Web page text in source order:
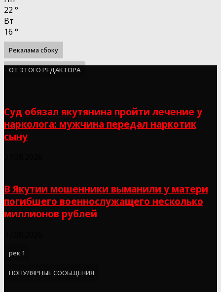
22 °
Вт
16 °
Рекалама сбоку
ОТ ЭТОГО РЕДАКТОРА
Суд обязал якутянина пройти лечение у
нарколога: мужчина передал наркотик
сыну
В Якутии мошенники выманили у матери
погибшего военнослужащего несколько
миллионов рублей
рек 1
ПОПУЛЯРНЫЕ СООБЩЕНИЯ